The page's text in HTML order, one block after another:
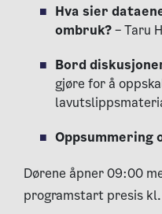
Hva sier
ombruk?– Taru
Bord
gjøre for å
Oppsummering
Dørene åpner 09:00
programstart presis